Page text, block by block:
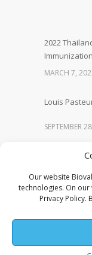
Our website
technologies. On our
Privacy Policy.
Neonatal &
เมษายน ๒๕๖
Training:
JANUARY 9,
New Year
2022
Immunization
MARCH 7,
Louis
SEPTEMBER
EV71 Vaccine
MAY 23, 2022
Copyright ©